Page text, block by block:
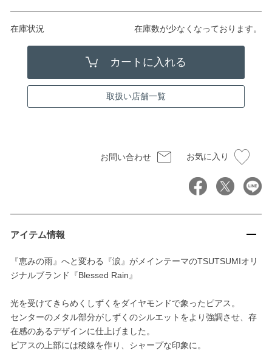
在庫状況 在庫数が少なくなっております。
取扱い店舗一覧
お問い合わせ お気に入り
アイテム情報
『恵みの雨』へと変わる『涙』がメインテーマのTSUTSUMIオリ
ジナルブランド『Blessed Rain』
光を受けてきらめくしずくをダイヤモンドで象ったピアス。
センターのメタル部分がしずくのシルエットをより強調させ、存
在感のあるデザインに仕上げました。
ピアスの上部には稜線を作り、シャープな印象に。